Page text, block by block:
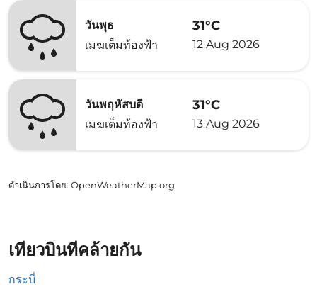
วันพุธ
เมฆเต็มท้องฟ้า
31°C
12 Aug 2026
วันพฤหัสบดี
เมฆเต็มท้องฟ้า
31°C
13 Aug 2026
ดำเนินการโดย: OpenWeatherMap.org
เที่ยวบินที่คล้ายกัน
กระบี่